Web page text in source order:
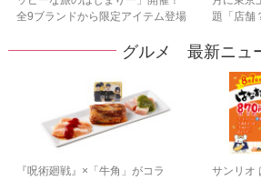
全9ブランドから限定アイテム登場
題「店舗
グルメ 最新ニュ
『呪術廻戦』×「牛角」がコラ
サンリオ